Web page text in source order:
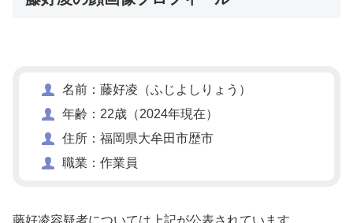
名前：藤好凌（ふじよしりょう）
年齢：22歳（2024年現在）
住所：福岡県大牟田市歴市
職業：作業員
藤好凌容疑者については上記が公表されています。